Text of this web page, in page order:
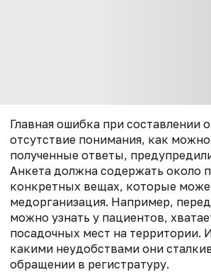
Главная ошибка при составлении
отсутствие понимания, как
полученные ответы,
Анкета должна содержать около
конкретных вещах, которые
медорганизация. Например,
можно узнать у пациентов,
посадочных мест на территории.
какими неудобствами они
обращении в регистратуру.